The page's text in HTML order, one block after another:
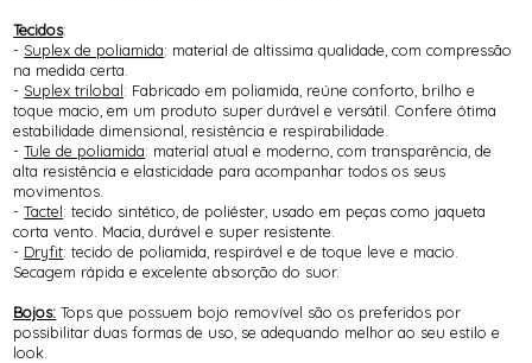
Tecidos:
- Suplex de poliamida: material de altissima qualidade, com compressão
na medida certa.
- Suplex trilobal: Fabricado em poliamida, reúne conforto, brilho e
toque macio, em um produto super durável e versátil. Confere ótima
estabilidade dimensional, resistência e respirabilidade.
-Tule de poliamida: material atual e moderno, com transparência, de
alta resistência e elasticidade para acompanhar todos os seus
movimentos.
-Tactel: tecido sintético, de poliéster, usado em peças como jaqueta
corta vento. Macia, durável e super resistente.
- Dryfit: tecido de poliamida, respirável e de toque leve e macio.
Secagem rápida e excelente absorção do suor.
Bojos: Tops que possuem bojo removível são os preferidos por
possibilitar duas formas de uso, se adequando melhor ao seu estilo e
look.